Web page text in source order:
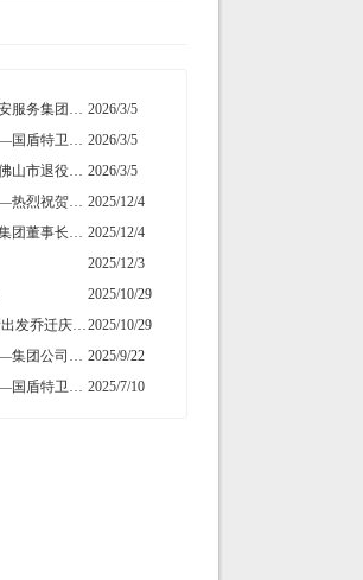
初心如磐，笃行致远——国盾特卫保安服务集团2026新年贺词 2026/3/5
人间自有真情在，爱心募捐暖人心——国盾特卫工会为因病致困顿员工发起募捐 2026/3/5
情系拥军模范，走访慰问暖人心——佛山市退役军人事务局走访慰问我司董事长夏学树 2026/3/5
勇毅前行砺精兵、国防教育显担当——热烈祝贺我公司代表队在“南海前哨”广东省第一届国防技能竞赛中斩获佳绩 2025/12/4
共话行业未来，探索发展新路径——集团董事长夏学树率队应邀出席亚洲专业保安协会香港分会周年大会 2025/12/4
2025/12/3
2025/10/29
喜迎新址.智启新章——国盾特卫焕新出发乔迁庆典安保数智运营调度中心启用揭牌仪式2025/10/29
情暖中秋送关怀，坚守岗位保平安​——集团公司工会组织开展“情暖中秋”慰问活动 2025/9/22
粤浙携手筑平安，共绘行业新图景——国盾特卫与安邦科技战略合作暨人防一体化项目签约仪式圆满举行 2025/7/10